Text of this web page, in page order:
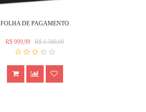
FOLHA DE PAGAMENTO
R$ 999,99 R$ 1.500,00